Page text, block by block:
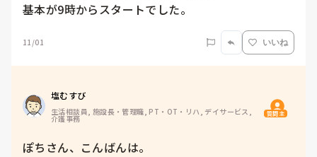
基本が9時からスタートでした。
11/01 いいね
塩むすび
生活相談員, 施設長・管理職, PT・OT・リハ, デイサービス,
介護事務 質問主
ぽちさん、こんばんは。